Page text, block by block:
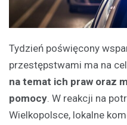
Tydzień poświęcony
przestępstwami ma na
na temat ich praw oraz
pomocy. W reakcji na
Wielkopolsce, lokalne